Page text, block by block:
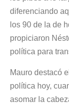
diferenciando
los 90 de la de
propiciaron
política para
Mauro destacó
política hoy,
asomar la